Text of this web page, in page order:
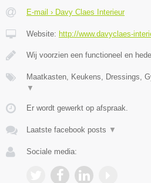
E-mail › Davy Claes Interieur
Website: http://www.davyclaes-
Wij voorzien een functioneel en
Maatkasten, Keukens, Dressings,
▼
Er wordt gewerkt op afspraak.
Laatste facebook posts ▼
Sociale media: